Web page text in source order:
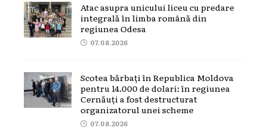
Atac asupra unicului liceu cu predare
integrală în limba română din
regiunea Odesa
07.08.2026
Scotea bărbați în Republica Moldova
pentru 14.000 de dolari: în regiunea
Cernăuți a fost destructurat
organizatorul unei scheme
07.08.2026